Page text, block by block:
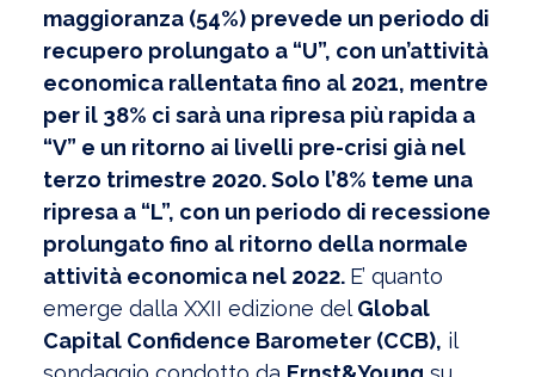
maggioranza (54%) prevede un periodo di
recupero prolungato a “U”, con un’attività
economica rallentata fino al 2021, mentre
per il 38% ci sarà una ripresa più rapida a
“V” e un ritorno ai livelli pre-crisi già nel
terzo trimestre 2020. Solo l’8% teme una
ripresa a “L”, con un periodo di recessione
prolungato fino al ritorno della normale
attività economica nel 2022. E’ quanto
emerge dalla XXII edizione del Global
Capital Confidence Barometer (CCB), il